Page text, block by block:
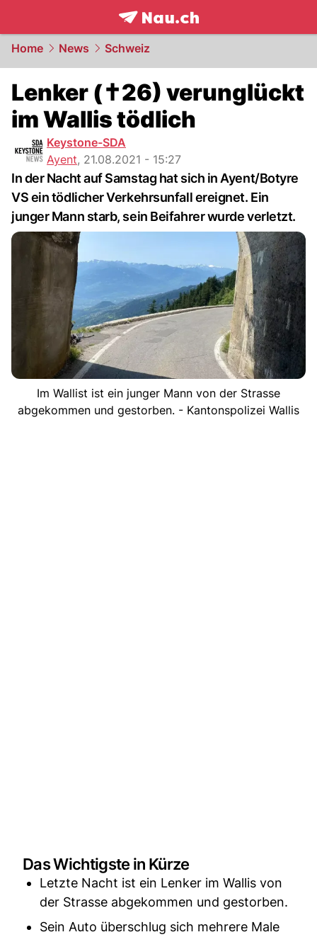
frontpage.NAU.ch
Home News Schweiz
Lenker (✝26) verunglückt
im Wallis tödlich
Keystone-SDA
Ayent, 21.08.2021 - 15:27
In der Nacht auf Samstag hat sich in Ayent/Botyre
VS ein tödlicher Verkehrsunfall ereignet. Ein
junger Mann starb, sein Beifahrer wurde verletzt.
Im Wallist ist ein junger Mann von der Strasse
abgekommen und gestorben. - Kantonspolizei Wallis
Das Wichtigste in Kürze
Letzte Nacht ist ein Lenker im Wallis von
der Strasse abgekommen und gestorben.
Sein Auto überschlug sich mehrere Male